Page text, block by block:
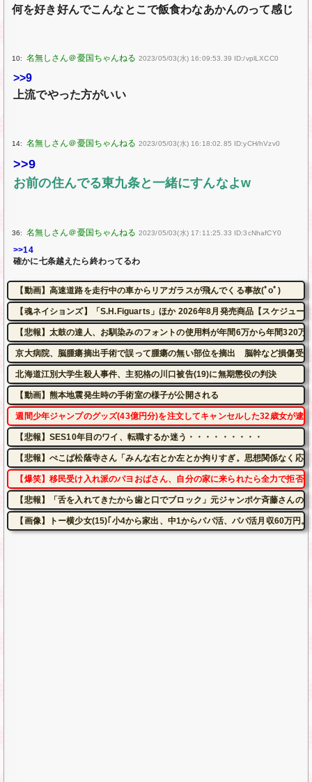
何を好き好んでこんなとこで飯食わなあかんのって感じ
10: 2023/05/03(水) 16:09:53.39 ID:/vplLXCC0
>>9
上流でやった方がいい
14: 2023/05/03(水) 16:18:02.85 ID:yCH/hVzv0
>>9
お前の住んでる東九条と一緒にすんなよw
36: 2023/05/03(水) 17:11:25.33 ID:3cNhafCY0
>>14
確かに七条越えたら終わってるわ
【動画】高速道路を走行中の車からリアガラスが飛んでくる事故(ﾟoﾟ)
【魂ネイションズ】「S.H.Figuarts」ほか 2026年8月発売商品【スケジュー
【悲報】太鼓の達人、お馴染みのフォントの使用料が年間6万から年間320万
京大病院、脳腫瘍摘出手術で誤って腫瘍の無い部位を摘出 脳幹など損傷受
北海道江別大学生殺人事件、主犯格の川口被告(19)に無期懲役の判決
【動画】熊本地震発生時の手術室の様子が公開される
週間少年ジャンプのグッズ(43億円分)を注文してキャンセルした32歳女が逮捕
【悲報】SES10年目のワイ、転職するか迷う・・・・・・・・・
【悲報】ぺこぱ松蔭寺さん「みんな右とか左とか拘りすぎ。思想関係なく応
【爆笑】移民受け入れ派のパヨおばさん、自分の家に来られたら全力で拒否
【悲報】「舌を入れてきたから歯と口でブロック」元ジャンポケ斉藤さんの
【画像】トー横少女(15)｢小4から家出、中1からパパ活、パパ活月収60万円。